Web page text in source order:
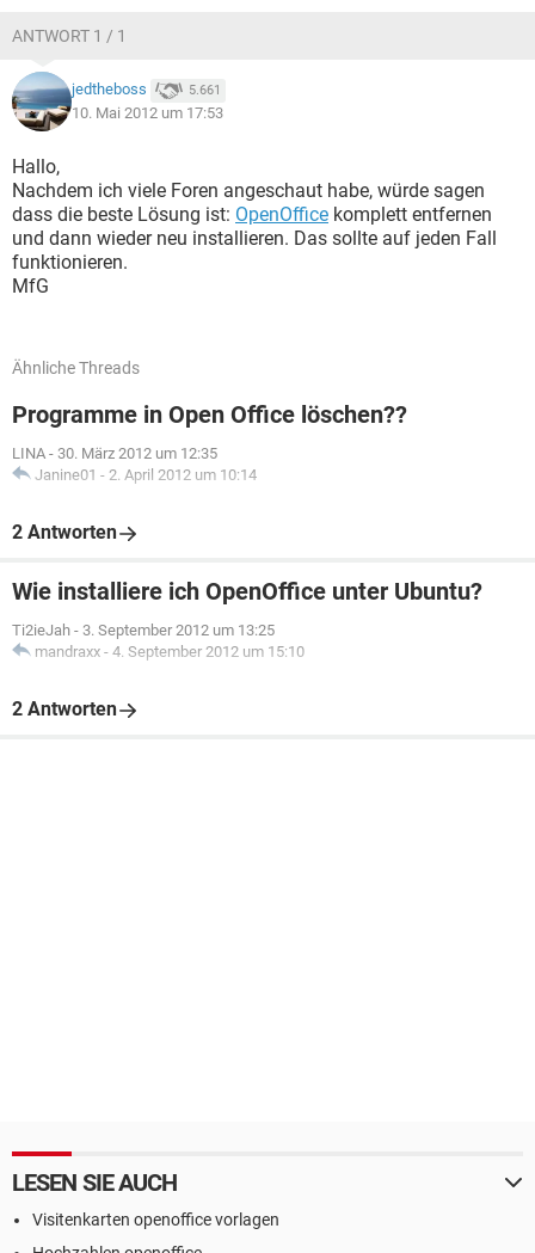
ANTWORT 1 / 1
jedtheboss 5.661
10. Mai 2012 um 17:53
Hallo,
Nachdem ich viele Foren angeschaut habe, würde sagen
dass die beste Lösung ist: OpenOffice komplett entfernen
und dann wieder neu installieren. Das sollte auf jeden Fall
funktionieren.
MfG
Ähnliche Threads
Programme in Open Office löschen??
LINA - 30. März 2012 um 12:35
Janine01 - 2. April 2012 um 10:14
2 Antworten
Wie installiere ich OpenOffice unter Ubuntu?
Ti2ieJah - 3. September 2012 um 13:25
mandraxx - 4. September 2012 um 15:10
2 Antworten
LESEN SIE AUCH
Visitenkarten openoffice vorlagen